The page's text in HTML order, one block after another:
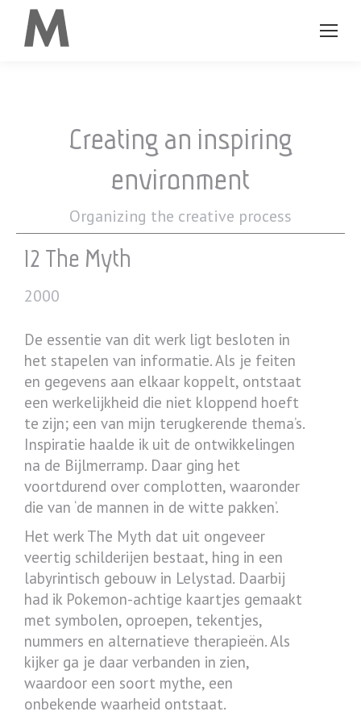
Creating an inspiring
environment
Organizing the creative process
12 The Myth
2000
De essentie van dit werk ligt besloten in
het stapelen van informatie. Als je feiten
en gegevens aan elkaar koppelt, ontstaat
een werkelijkheid die niet kloppend hoeft
te zijn; een van mijn terugkerende thema’s.
Inspiratie haalde ik uit de ontwikkelingen
na de Bijlmerramp. Daar ging het
voortdurend over complotten, waaronder
die van ‘de mannen in de witte pakken’.
Het werk The Myth dat uit ongeveer
veertig schilderijen bestaat, hing in een
labyrintisch gebouw in Lelystad. Daarbij
had ik Pokemon-achtige kaartjes gemaakt
met symbolen, oproepen, tekentjes,
nummers en alternatieve therapieën. Als
kijker ga je daar verbanden in zien,
waardoor een soort mythe, een
onbekende waarheid ontstaat.